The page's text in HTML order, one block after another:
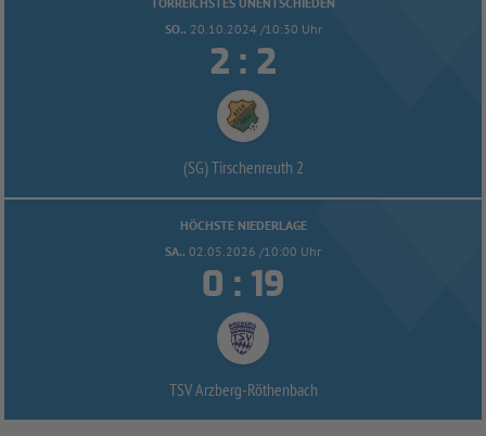
SO.. 20.10.2024 /10:30 Uhr
 : 
(SG) Tirschenreuth 2
HÖCHSTE NIEDERLAGE
SA.. 02.05.2026 /10:00 Uhr
 : 
TSV Arzberg-Röthenbach